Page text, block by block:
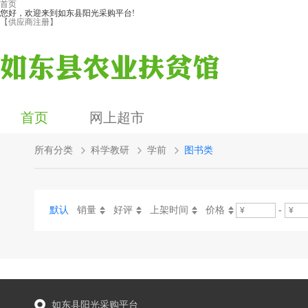
首页
您好，欢迎来到如东县阳光采购平台!
【供应商注册】
首页 网上超市
所有分类 科学教研 学前 图书类
默认 销量 好评 上架时间 价格 -
如东县阳光采购平台